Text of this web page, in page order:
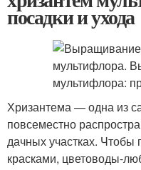
посадки и ухода
Хризантема — одна из
повсеместно
дачных участках. Чтобы
красками, цветоводы-